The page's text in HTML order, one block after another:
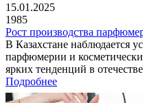
15.01.2025
1985
Рост производства
В Казахстане наблюдается
парфюмерии и
ярких тенденций в
Подробнее